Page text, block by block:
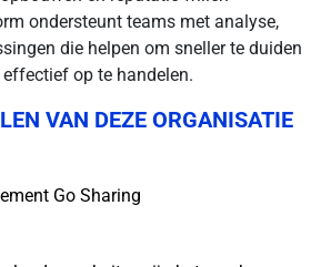
ondersteunt teams met analyse,
die helpen om sneller te duiden
op te handelen.
VAN DEZE ORGANISATIE
Go Sharing